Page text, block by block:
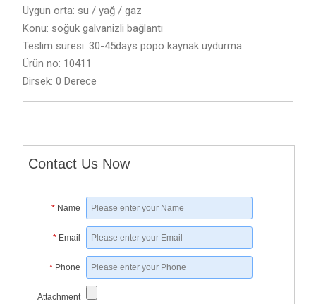
Uygun orta: su / yağ / gaz
Konu: soğuk galvanizli bağlantı
Teslim süresi: 30-45days popo kaynak uydurma
Ürün no: 10411
Dirsek: 0 Derece
Contact Us Now
* Name
* Email
* Phone
Attachment